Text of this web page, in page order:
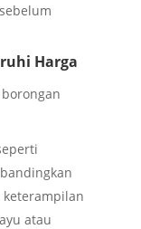
Harga
atau